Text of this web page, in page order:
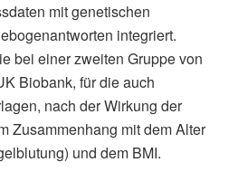
mit genetischen
integriert.
bei einer zweiten Gruppe von
Biobank, für die auch
nach der Wirkung der
Zusammenhang mit dem Alter
und dem BMI.